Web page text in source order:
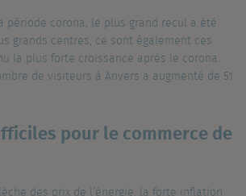
période corona, le plus grand recul a été
grands centres, ce sont également ces
la plus forte croissance après le corona.
de visiteurs à Anvers a augmenté de 51
pour le commerce de
des prix de l’énergie, la forte inflation